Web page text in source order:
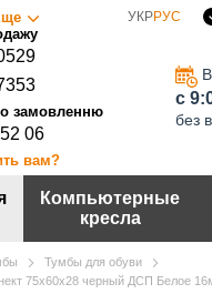
УКРРУС
06
вам?
c
без
Компьютерные
кресла
Тумбы для обуви
75x60x28 черный ДСП Белое